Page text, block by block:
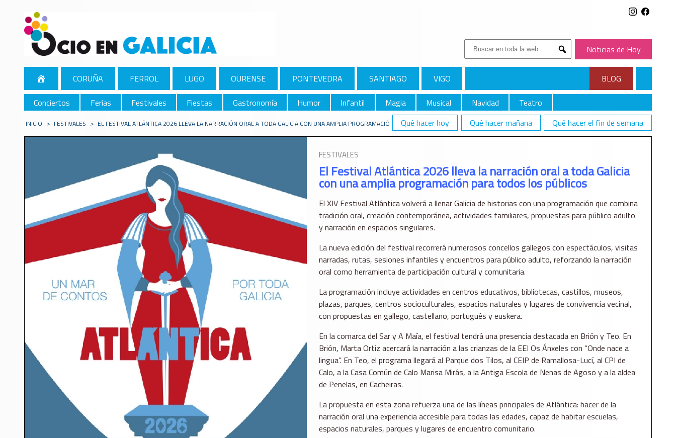
Buscar:
Submit
Noticias de Hoy
CORUÑA FERROL LUGO OURENSE PONTEVEDRA SANTIAGO VIGO
BLOG
Conciertos
Ferias Festivales Fiestas Gastronomía Humor Infantil Magia Musical Navidad
Teatro
Qué hacer hoy
Qué hacer mañana Qué hacer el fin de semana
INICIO > FESTIVALES > EL FESTIVAL ATLÁNTICA 2026 LLEVA LA NARRACIÓN ORAL A TODA GALICIA CON UNA AMPLIA PROGRAMACIÓN PARA TODOS LOS PÚBLICOS
FESTIVALES
El Festival Atlántica 2026 lleva la narración oral a toda Galicia
con una amplia programación para todos los públicos
El XIV Festival Atlántica volverá a llenar Galicia de historias con una programación que combina
tradición oral, creación contemporánea, actividades familiares, propuestas para público adulto
y narración en espacios singulares.
La nueva edición del festival recorrerá numerosos concellos gallegos con espectáculos, visitas
narradas, rutas, sesiones infantiles y encuentros para público adulto, reforzando la narración
oral como herramienta de participación cultural y comunitaria.
La programación incluye actividades en centros educativos, bibliotecas, castillos, museos,
plazas, parques, centros socioculturales, espacios naturales y lugares de convivencia vecinal,
con propuestas en gallego, castellano, portugués y euskera.
En la comarca del Sar y A Maía, el festival tendrá una presencia destacada en Brión y Teo. En
Brión, Marta Ortiz acercará la narración a las crianzas de la EEI Os Ánxeles con “Onde nace a
lingua”. En Teo, el programa llegará al Parque dos Tilos, al CEIP de Ramallosa-Lucí, al CPI de
Calo, a la Casa Común de Calo Marisa Mirás, a la Antiga Escola de Nenas de Agoso y a la aldea
de Penelas, en Cacheiras.
La propuesta en esta zona refuerza una de las líneas principales de Atlántica: hacer de la
narración oral una experiencia accesible para todas las edades, capaz de habitar escuelas,
espacios naturales, parques y lugares de encuentro comunitario.